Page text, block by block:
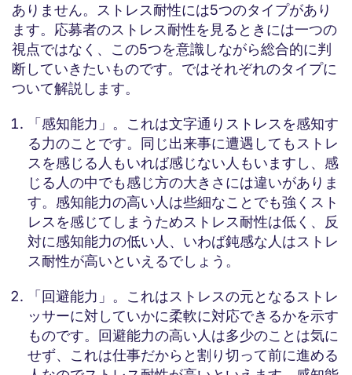
ありません。ストレス耐性には5つのタイプがあり
ます。応募者のストレス耐性を見るときには一つの
視点ではなく、この5つを意識しながら総合的に判
断していきたいものです。ではそれぞれのタイプに
ついて解説します。
「感知能力」。これは文字通りストレスを感知す
る力のことです。同じ出来事に遭遇してもストレ
スを感じる人もいれば感じない人もいますし、感
じる人の中でも感じ方の大きさには違いがありま
す。感知能力の高い人は些細なことでも強くスト
レスを感じてしまうためストレス耐性は低く、反
対に感知能力の低い人、いわば鈍感な人はストレ
ス耐性が高いといえるでしょう。
「回避能力」。これはストレスの元となるストレ
ッサーに対していかに柔軟に対応できるかを示す
ものです。回避能力の高い人は多少のことは気に
せず、これは仕事だからと割り切って前に進める